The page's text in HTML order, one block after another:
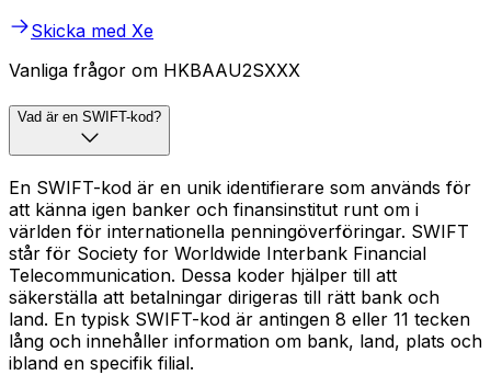
Skicka med Xe
Vanliga frågor om HKBAAU2SXXX
Vad är en SWIFT-kod?
En SWIFT-kod är en unik identifierare som används för
att känna igen banker och finansinstitut runt om i
världen för internationella penningöverföringar. SWIFT
står för Society for Worldwide Interbank Financial
Telecommunication. Dessa koder hjälper till att
säkerställa att betalningar dirigeras till rätt bank och
land. En typisk SWIFT-kod är antingen 8 eller 11 tecken
lång och innehåller information om bank, land, plats och
ibland en specifik filial.